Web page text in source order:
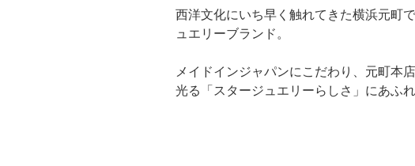
西洋文化にいち早く触れてきた横浜元町
ュエリーブランド。
メイドインジャパンにこだわり、元町本
光る「スタージュエリーらしさ」にあふ